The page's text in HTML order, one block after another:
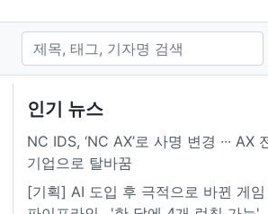
인기 뉴스
NC IDS, ‘NC AX’로 사명 변경 ∙∙∙ AX
기업으로 탈바꿈
[기획] AI 도입 후 극적으로 바뀐 게